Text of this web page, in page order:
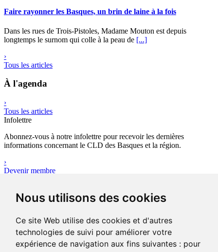
Nous utilisons des cookies
Ce site Web utilise des cookies et d'autres
technologies de suivi pour améliorer votre
expérience de navigation aux fins suivantes : pour
Faire rayonner les Basques, un brin de laine à la fois
Dans les rues de Trois-Pistoles, Madame Mouton est depuis
longtemps le surnom qui colle à la peau de [...]
›
Tous les articles
À l'agenda
›
Tous les articles
Infolettre
Abonnez-vous à notre infolettre pour recevoir les dernières
informations concernant le CLD des Basques et la région.
›
Devenir membre
Avez-vous votre plan d’affaires ?
Le plan d’affaires réunit l’ensemble des données quantitatives,
portez.
Consulter les outils